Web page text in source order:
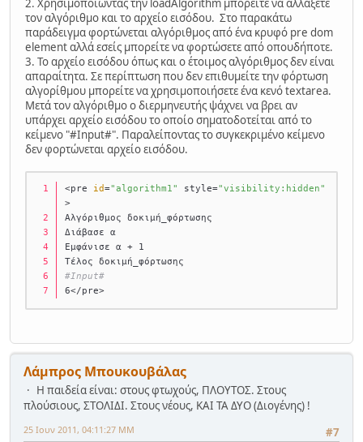
			δ ←  μ
		Τέλος_αν
	Τέλος_αν
Τέλος_επανάληψης
Αποτελέσματα //μ, ψ//
Τέλος διχοτόμηση
#Input#
1
2
3
4</textarea>
2. Χρησιμοποιώντας την loadAlgorithm μπορείτε να αλλάξετε
τον αλγόριθμο και το αρχείο εισόδου. Στο παρακάτω
παράδειγμα φορτώνεται αλγόριθμος από ένα κρυφό pre dom
element αλλά εσείς μπορείτε να φορτώσετε από οπουδήποτε.
3. Το αρχείο εισόδου όπως και ο έτοιμος αλγόριθμος δεν είναι
απαραίτητα. Σε περίπτωση που δεν επιθυμείτε την φόρτωση
αλγορίθμου μπορείτε να χρησιμοποιήσετε ένα κενό textarea.
Μετά τον αλγόριθμο ο διερμηνευτής ψάχνει να βρει αν
υπάρχει αρχείο εισόδου το οποίο σηματοδοτείται από το
κείμενο "#Input#". Παραλείποντας το συγκεκριμένο κείμενο
δεν φορτώνεται αρχείο εισόδου.
<pre id="algorithm1" style="visibility:hidden"
>
Αλγόριθμος δοκιμή_φόρτωσης
Διάβασε α
Εμφάνισε α + 1
Τέλος δοκιμή_φόρτωσης
#Input#
6</pre>
Λάμπρος Μπουκουβάλας
Η παιδεία είναι: στους φτωχούς, ΠΛΟΥΤΟΣ. Στους
πλούσιους, ΣΤΟΛΙΔΙ. Στους νέους, ΚΑΙ ΤΑ ΔΥΟ (Διογένης) !
#7
25 Ιουν 2011, 04:11:27 ΜΜ